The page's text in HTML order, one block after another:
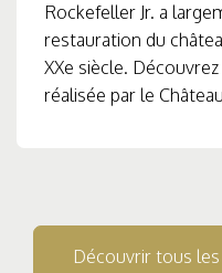
Rockefeller Jr. a
restauration du
XXe siècle.
réalisée par le
Découvrir tous